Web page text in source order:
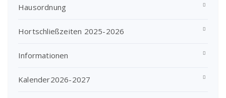
Hausordnung
Hortschließzeiten 2025-2026
Informationen
Kalender2026-2027